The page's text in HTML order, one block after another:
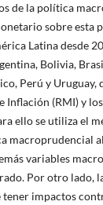
de la política
sobre esta
Latina desde
Bolivia,
Perú y Uruguay,
Inflación (RMI) y
ello se utiliza el
macroprudencial
variables
Por otro lado,
impactos